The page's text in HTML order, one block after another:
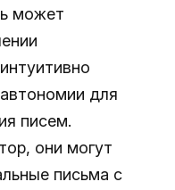
может
для
писем.
они могут
письма с